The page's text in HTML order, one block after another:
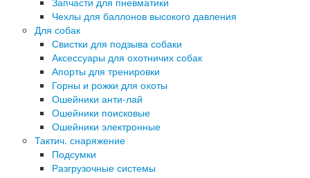
Чехлы для баллонов высокого давления
Для собак
Свистки для подзыва собаки
Аксессуары для охотничих собак
Апорты для тренировки
Горны и рожки для охоты
Ошейники анти-лай
Ошейники поисковые
Ошейники электронные
Тактич. снаряжение
Подсумки
Разгрузочные системы